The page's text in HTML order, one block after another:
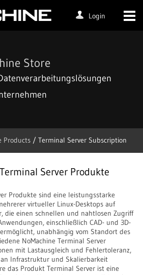
Login
Store
Products / Terminal Server Subscription
Server Produkte
Produkte sind eine leistungsstarke
virtueller Linux-Desktops auf
die einen schnellen und nahtlosen Zugriff
einschließlich CAD- und 3D-
unabhängig vom Standort des
NoMachine Terminal Server
mit Lastausgleich und Fehlertoleranz,
Infrastruktur und Skalierbarkeit
das Produkt Terminal Server ist eine